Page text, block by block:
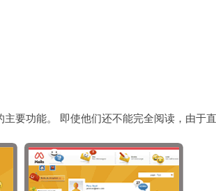
要功能。 即使他们还不能完全阅读，由于